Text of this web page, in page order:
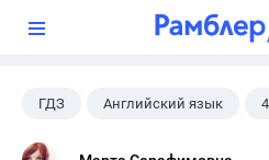
ГДЗ Английский язык
Верещагина И.Н.